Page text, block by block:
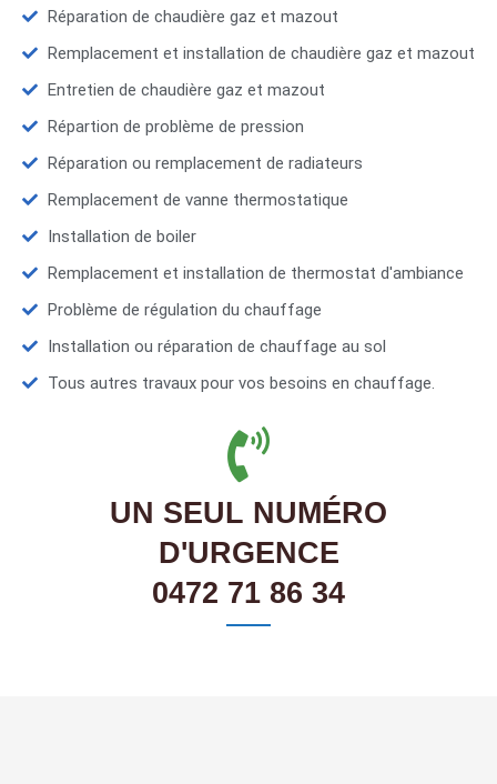
Réparation de chaudière gaz et mazout
Remplacement et installation de chaudière gaz et mazout
Entretien de chaudière gaz et mazout
Répartion de problème de pression
Réparation ou remplacement de radiateurs
Remplacement de vanne thermostatique
Installation de boiler
Remplacement et installation de thermostat d'ambiance
Problème de régulation du chauffage
Installation ou réparation de chauffage au sol
Tous autres travaux pour vos besoins en chauffage.
UN SEUL NUMÉRO
D'URGENCE
0472 71 86 34